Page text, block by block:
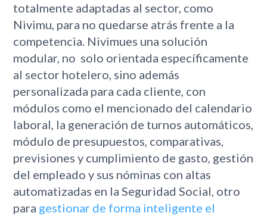
totalmente adaptadas al sector, como
Nivimu, para no quedarse atrás frente a la
competencia. Nivimues una solución
modular, no solo orientada específicamente
al sector hotelero, sino además
personalizada para cada cliente, con
módulos como el mencionado del calendario
laboral, la generación de turnos automáticos,
módulo de presupuestos, comparativas,
previsiones y cumplimiento de gasto, gestión
del empleado y sus nóminas con altas
automatizadas en la Seguridad Social, otro
para gestionar de forma inteligente el